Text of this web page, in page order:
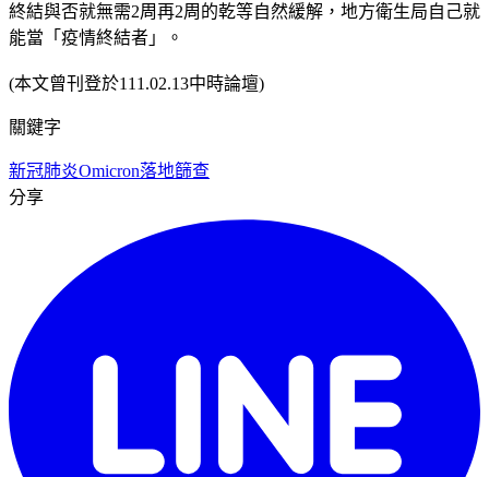
終結與否就無需2周再2周的乾等自然緩解，地方衛生局自己就
能當「疫情終結者」。
(本文曾刊登於111.02.13中時論壇)
關鍵字
新冠肺炎Omicron落地篩查
分享